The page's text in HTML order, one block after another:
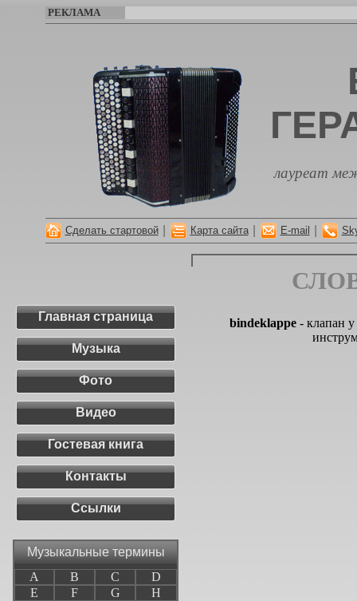
РЕКЛАМА
лауреат
Сделать стартовой Карта сайта E-mail
Главная страница
Музыка
Фото
Видео
Гостевая книга
Контакты
Ссылки
Музыкальные термины
A
B C
D
E
F G
H
bindeklappe- клапан у